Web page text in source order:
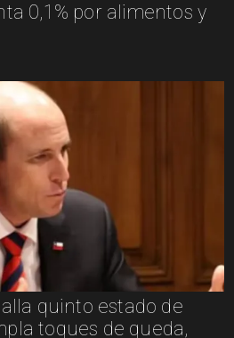
0,1% por alimentos y
quinto estado de
toques de queda,